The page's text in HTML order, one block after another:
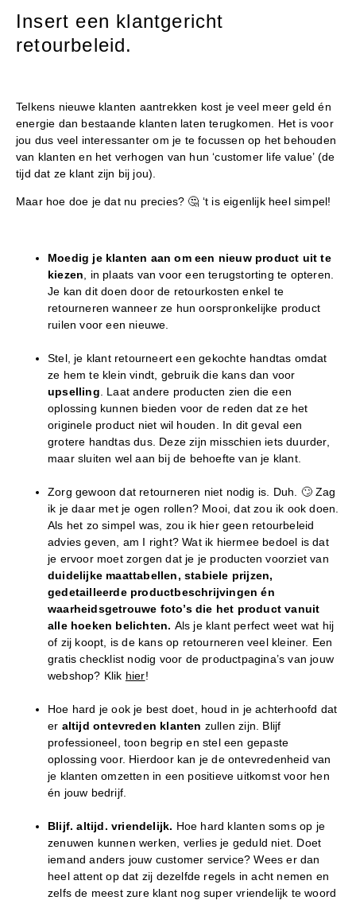
Insert een klantgericht
retourbeleid.
Telkens nieuwe klanten aantrekken kost je veel meer geld én
energie dan bestaande klanten laten terugkomen. Het is voor
jou dus veel interessanter om je te focussen op het behouden
van klanten en het verhogen van hun ‘customer life value’ (de
tijd dat ze klant zijn bij jou).
Maar hoe doe je dat nu precies? 🤔 ‘t is eigenlijk heel simpel!
Moedig je klanten aan om een nieuw product uit te
kiezen , in plaats van voor een terugstorting te opteren.
Je kan dit doen door de retourkosten enkel te
retourneren wanneer ze hun oorspronkelijke product
ruilen voor een nieuwe.
Stel, je klant retourneert een gekochte handtas omdat
ze hem te klein vindt, gebruik die kans dan voor
upselling . Laat andere producten zien die een
oplossing kunnen bieden voor de reden dat ze het
originele product niet wil houden. In dit geval een
grotere handtas dus. Deze zijn misschien iets duurder,
maar sluiten wel aan bij de behoefte van je klant.
Zorg gewoon dat retourneren niet nodig is. Duh. 🙄 Zag
ik je daar met je ogen rollen? Mooi, dat zou ik ook doen.
Als het zo simpel was, zou ik hier geen retourbeleid
advies geven, am I right? Wat ik hiermee bedoel is dat
je ervoor moet zorgen dat je je producten voorziet van
duidelijke maattabellen, stabiele prijzen,
gedetailleerde productbeschrijvingen én
waarheidsgetrouwe foto’s die het product vanuit
alle hoeken belichten. Als je klant perfect weet wat hij
of zij koopt, is de kans op retourneren veel kleiner. Een
gratis checklist nodig voor de productpagina’s van jouw
webshop? Klik hier!
Hoe hard je ook je best doet, houd in je achterhoofd dat
er altijd ontevreden klanten zullen zijn. Blijf
professioneel, toon begrip en stel een gepaste
oplossing voor. Hierdoor kan je de ontevredenheid van
je klanten omzetten in een positieve uitkomst voor hen
én jouw bedrijf.
Blijf. altijd. vriendelijk. Hoe hard klanten soms op je
zenuwen kunnen werken, verlies je geduld niet. Doet
iemand anders jouw customer service? Wees er dan
heel attent op dat zij dezelfde regels in acht nemen en
zelfs de meest zure klant nog super vriendelijk te woord